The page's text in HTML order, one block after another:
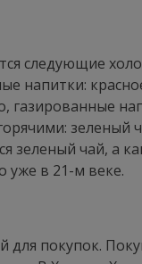
следующие
напитки:
газированные
зеленый
зеленый чай, а
уже в 21-м веке.
для покупок.